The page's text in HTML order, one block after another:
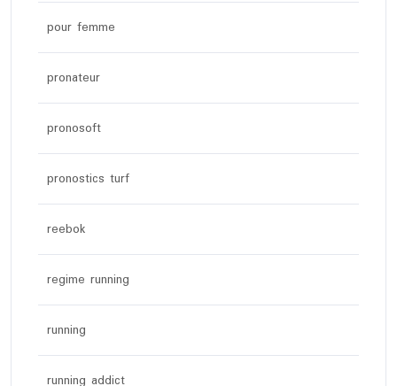
pour femme
pronateur
pronosoft
pronostics turf
reebok
regime running
running
running addict